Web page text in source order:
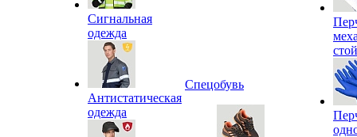
Сигнальная
одежда
Антистатическая
одежда
Спецобувь